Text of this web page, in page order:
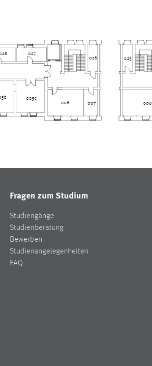
008
025
006 007
026
005c
027
Fragen zum Studium
Studiengänge
Studienberatung
Bewerben
Studienangelegenheiten
FAQ